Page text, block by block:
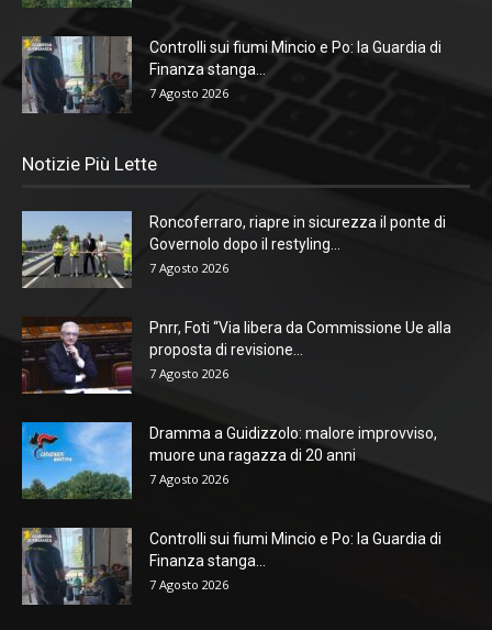
Controlli sui fiumi Mincio e Po: la Guardia di
Finanza stanga...
7 Agosto 2026
Notizie Più Lette
Roncoferraro, riapre in sicurezza il ponte di
Governolo dopo il restyling...
7 Agosto 2026
Pnrr, Foti “Via libera da Commissione Ue alla
proposta di revisione...
7 Agosto 2026
Dramma a Guidizzolo: malore improvviso,
muore una ragazza di 20 anni
7 Agosto 2026
Controlli sui fiumi Mincio e Po: la Guardia di
Finanza stanga...
7 Agosto 2026